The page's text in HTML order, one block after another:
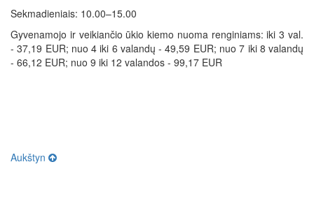
Sekmadieniais: 10.00–15.00
Gyvenamojo ir veikiančio ūkio kiemo nuoma renginiams: iki 3 val.
- 37,19 EUR; nuo 4 iki 6 valandų - 49,59 EUR; nuo 7 iki 8 valandų
- 66,12 EUR; nuo 9 iki 12 valandos - 99,17 EUR
Aukštyn